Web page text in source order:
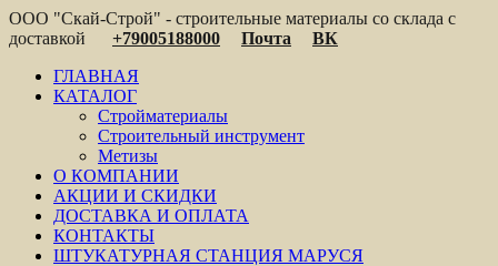
ООО "Скай-Строй" - строительные материалы со склада с
доставкой
+79005188000 Почта
ВК
ГЛАВНАЯ
КАТАЛОГ
Стройматериалы
Строительный инструмент
Метизы
О КОМПАНИИ
АКЦИИ И СКИДКИ
ДОСТАВКА И ОПЛАТА
КОНТАКТЫ
ШТУКАТУРНАЯ СТАНЦИЯ МАРУСЯ